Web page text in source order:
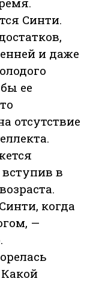
Синти.
и даже
ее
отсутствие
в
когда
—